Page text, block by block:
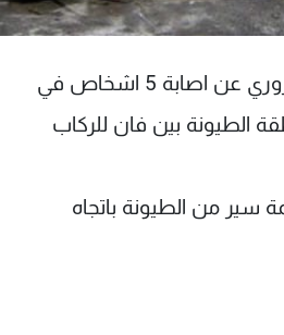
أفادت غرفة التحكم المروري عن اصابة 5 اشخاص في
الطيونة بين فان للركاب
سير من الطيونة باتجاه
وظائف
سياسة الخصوصية